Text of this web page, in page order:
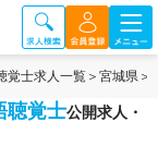
覚士求人一覧 宮城県
聴覚士公開求人・